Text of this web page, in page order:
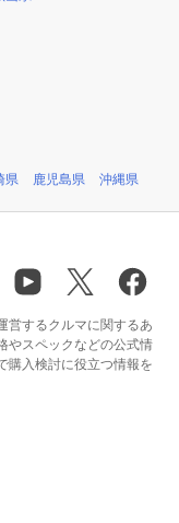
県 鹿児島県 沖縄県
営するクルマに関するあ
やスペックなどの公式情
購入検討に役立つ情報を